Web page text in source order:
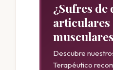
¿Sufres de
articulares
Descubre
Terapéutico